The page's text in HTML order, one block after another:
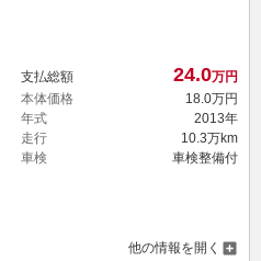
本体価格
18.0万円
年式
2013年
走行
10.3万km
車検
車検整備付
在庫確認・見積依頼（無料）